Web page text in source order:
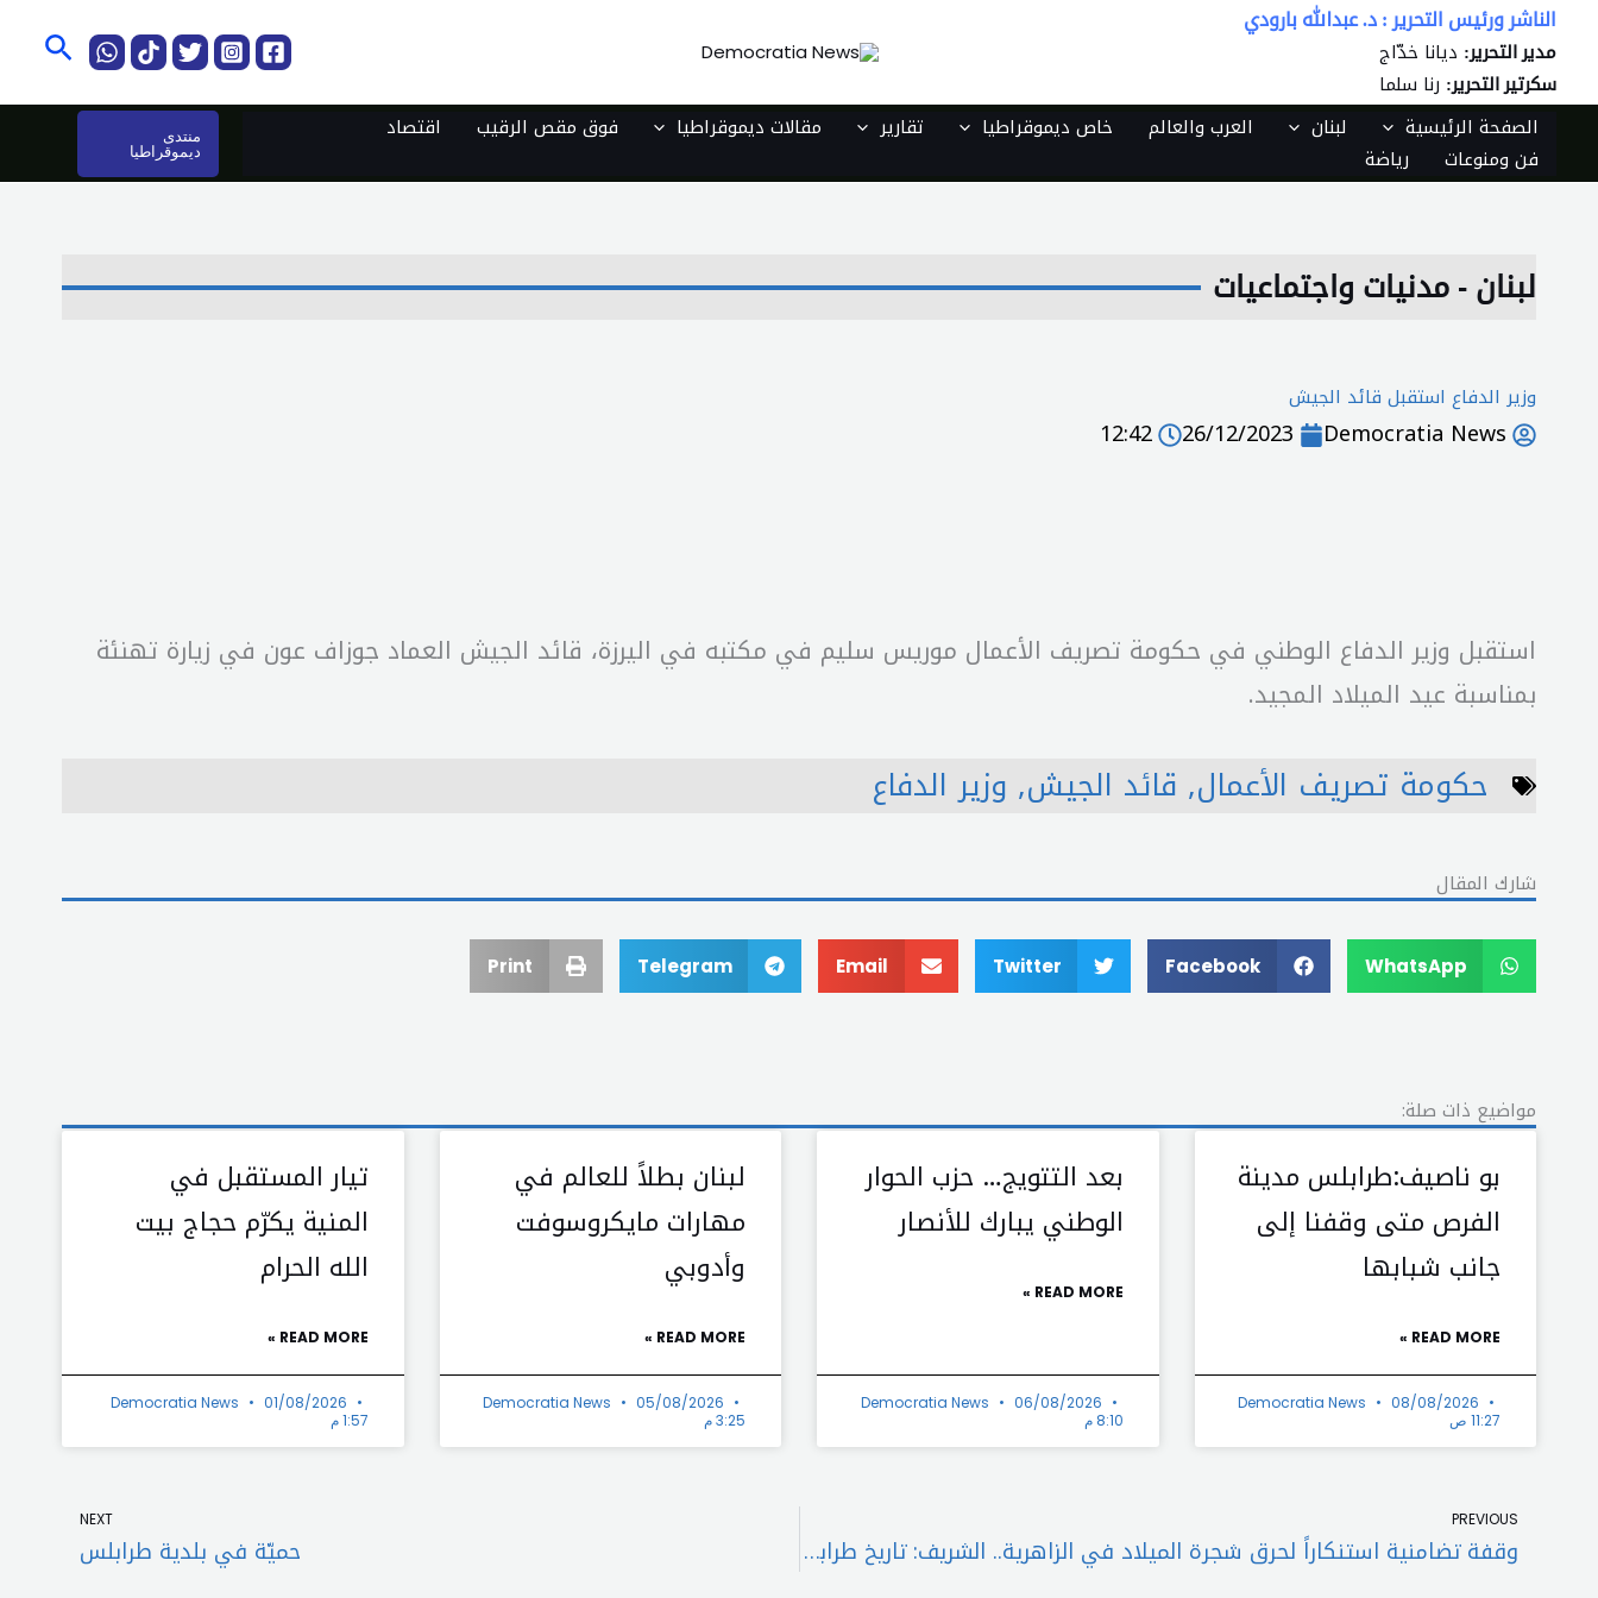
تخطي
المحتوى
الناشر ورئيس التحرير : د. عبدالله بارودي
مدير التحرير: ديانا خدّاج
سكرتير التحرير: رنا سلما
الصفحة الرئيسية لبنان العرب والعالم خاص ديموقراطيا تقارير مقالات ديموقراطيا فوق مقص الرقيب
اقتصاد
فن ومنوعات
رياضة
منتدى
ديموقراطيا
لبنان - مدنيات واجتماعيات
وزير الدفاع استقبل قائد الجيش
Democratia News
26/12/2023
12:42
استقبل وزير الدفاع الوطني في حكومة تصريف الأعمال موريس سليم في مكتبه في اليرزة، قائد الجيش العماد جوزاف عون في زيارة تهنئة
بمناسبة عيد الميلاد المجيد.
حكومة تصريف الأعمال, قائد الجيش, وزير الدفاع
شارك المقال
WhatsApp
Facebook
Twitter
Email
Telegram
Print
مواضيع ذات صلة:
بو ناصيف:طرابلس مدينة
الفرص متى وقفنا إلى
جانب شبابها
READ MORE »
Democratia News
08/08/2026
11:27 ص
بعد التتويج… حزب الحوار
الوطني يبارك للأنصار
READ MORE »
Democratia News
06/08/2026
8:10 م
لبنان بطلاً للعالم في
مهارات مايكروسوفت
وأدوبي
READ MORE »
Democratia News
05/08/2026
3:25 م
تيار المستقبل في
المنية يكرّم حجاج بيت
الله الحرام
READ MORE »
Democratia News
01/08/2026
1:57 م
PREVIOUS
وقفة تضامنية استنكاراً لحرق شجرة الميلاد في الزاهرية.. الشريف: تاريخ طرابلس يشهد أنّها مدينة العيش الواحد
NEXT
حميّة في بلدية طرابلس